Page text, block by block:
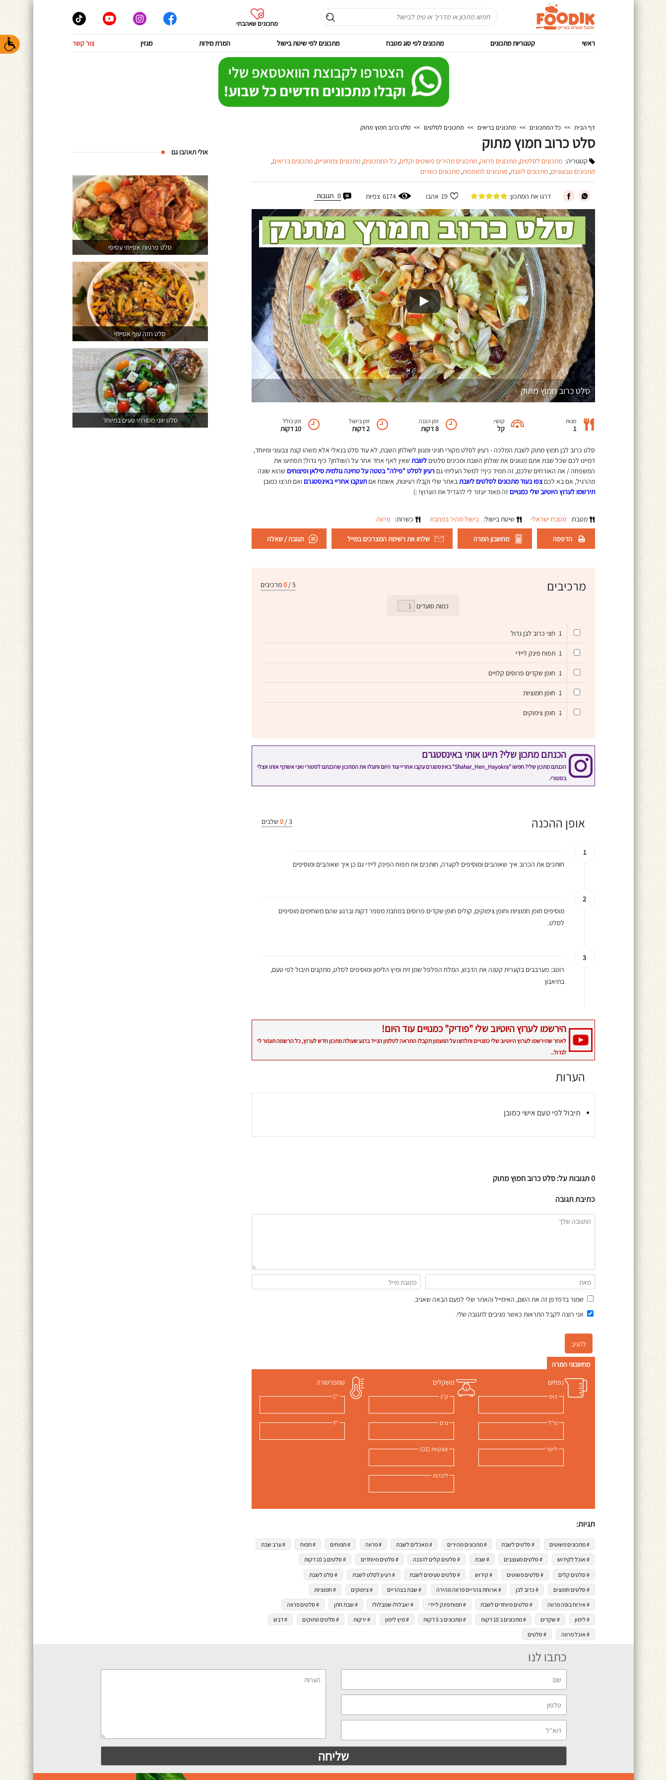
מתכונים שאהבתי
ראשי קטגוריות מתכונים מתכונים לפי סוג מטבח מתכונים לפי שיטת בישול המרת מידות מגזין צור קשר
דף הבית >> כל המתכונים >> מתכונים בריאים >> מתכונים לסלטים >> סלט כרוב חמוץ מתוק
סלט כרוב חמוץ מתוק
קטגוריה: מתכונים לסלטים,מתכונים פרווה,מתכונים מהירים פשוטים וקלים, כל המתכונים,מתכונים צמחוניים,מתכונים בריאים,
מתכונים טבעוניים,מתכונים לשבת,מתכונים לתוספות,מתכונים כשרים
דרגו את המתכון: 19 אהבו 6174 צפיות 0 תגובות
סלט כרוב חמוץ מתוק
מנות
1
קושי:
קל
זמן הכנה
8 דקות
זמן בישול
2 דקות
זמן כולל
10 דקות
סלט כרוב לבן חמוץ מתוק לשבת המלכה - רעיון לסלט מקורי חגיגי ומגוון לשולחן השבת, לא עוד סלט בנאלי אלא משהו קצת צבעוני ומיוחד,
דמיינו לכם שכל שבת אתם מגוונים את שולחן השבת ומכינים סלטיםלשבת שאין לאף אחד אחר על השולחן? כיף גדול! תפתיעו את
המשפחה / את האורחים שלכם, זה תמיד כיף! למשל העליתי גםרעיון לסלט "פילה" בטטה על טחינה גולמית סילאן ופיצוחים שהוא שונה
מהרגיל, אם בא לכםצפו בעוד מתכונים לסלטים לשבת באתר שלי וקבלו רעיונות, אשמח אםתעקבו אחריי באינסטגרם ואם תרצו כמובן
תירשמו לערוץ היוטיוב שלי כמנויים זה מאוד יעזור לי להגדיל את הערוץ! :)
מטבח: מטבח ישראלי שיטת בישול: בישול מהיר במחבת כשרות: פרווה
הדפסה מחשבון המרה שלחו את רשימת המצרכים במייל תגובה / שאלה
5
/
0מרכיבים מרכיבים
כמות סועדים
1 חצי כרוב לבן גדול
1 תפוח פינק ליידי
1 חופן שקדים פרוסים קלויים
1 חופן חמוציות
1 חופן צימוקים
הכנתם מתכון שלי? תייגו אותי באינסטגרם
הכנתם מתכון שלי? חפשו "Shahar_Hen_Hayokra" באינסטגרם עקבו אחריי עוד היום ותעלו את המתכון שהכנתם לסטורי ואני אשתף אותו אצלי
בסטורי.
3
/
0 שלבים אופן ההכנה
1
חותכים את הכרוב איך שאוהבים ומוסיפים לקערה, חותכים את תפוח הפינק ליידי גם כן איך שאוהבים ומוסיפים
2
מוסיפים חופן חמוציות וחופן צימוקים, קולים חופן שקדים פרוסים במחבת מספר דקות וברגע שהם משחימים מוסיפים
לסלט.
3
רוטב: מערבבים בקערית קטנה את הדבש, המלח הפלפל שמן זית ומיץ הלימון ומוסיפים לסלט, מתקנים תיבול לפי טעם,
בתיאבון
הירשמו לערוץ היוטיוב שלי "פודיק" כמנויים עוד היום!
לאחר שתירשמו לערוץ היוטיוב שלי כמנויים ותלחצו על הפעמון תקבלו התראה לטלפון הנייד ברגע שעולה מתכון חדש לערוץ, כל הרשמה תעזור לי
לגדול..
הערות
תיבול לפי טעם אישי כמובן
0 תגובות על: סלט כרוב חמוץ מתוק
כתיבת תגובה
שמור בדפדפן זה את השם, האימייל והאתר שלי לפעם הבאה שאגיב.
אני רוצה לקבל התראות כאשר מגיבים לתגובה שלי.
מחשבוני המרה
נפחים
כוס
מ"ל
ליטר
משקלים
ק"ג
גרם
אונקיות (OZ)
ליברות
טמפרטורה
°C
°F
תגיות:
# מתכונים פשוטים # סלטים לשבת # מתכונים מהירים # מאכלים לשבת # פרווה # תפוחים # תפוח # ערב שבת
# אוכל לקידוש # סלטים מעוצבים # שבת # סלטים קלים להכנה # סלטים מיוחדים # סלטים ב 10 דקות
# סלטים קלים # סלטים פשוטים # קידוש # סלטים טעימים לשבת # רעיון לסלט לשבת # סלט לשבת
# סלטים חמוצים # כרוב לבן # ארוחת צהריים פרווה מהירה # שבת בצהריים # צימוקים # חמוציות
# אירוח בופה פרווה # סלטים מיוחדים לשבת # תפוח פינק ליידי # יאבלולו שמבלולו # שבת חתן # סלטים פרווה
# לימון # שקדים # מתכונים ב 10 דקות # מתכונים ב 5 דקות # מיץ לימון # ירקות # סלטים מתוקים # דבש
# אוכל פרווה # סלטים
אולי תאהבו גם
סלט פרגיות אסייתי עסיסי
סלט חזה עוף אסייתי
סלט יווני מסורתי טעים במיוחד
כתבו לנו